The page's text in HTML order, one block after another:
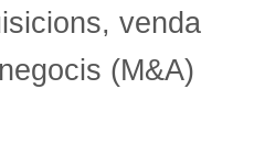
venda
(M&A)